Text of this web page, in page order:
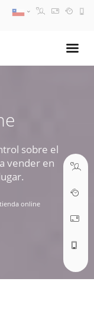
sobre el
vender en
online
ABRIR TICKET